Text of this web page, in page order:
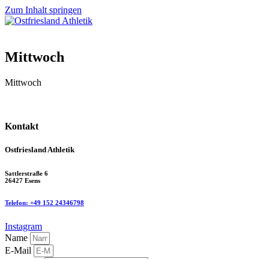
Zum Inhalt springen
Mittwoch
Mittwoch
Kontakt
Ostfriesland Athletik
Sattlerstraße 6
26427 Esens
Telefon: ‭‎+49 152 24346798
Instagram
Name
E-Mail